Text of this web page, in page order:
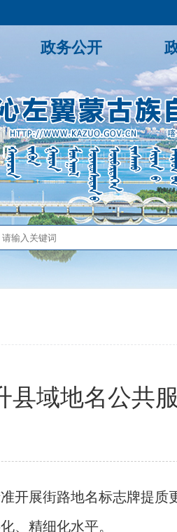
政务公开
县域地名公共
展街路地名标志牌提质
、精细化水平。